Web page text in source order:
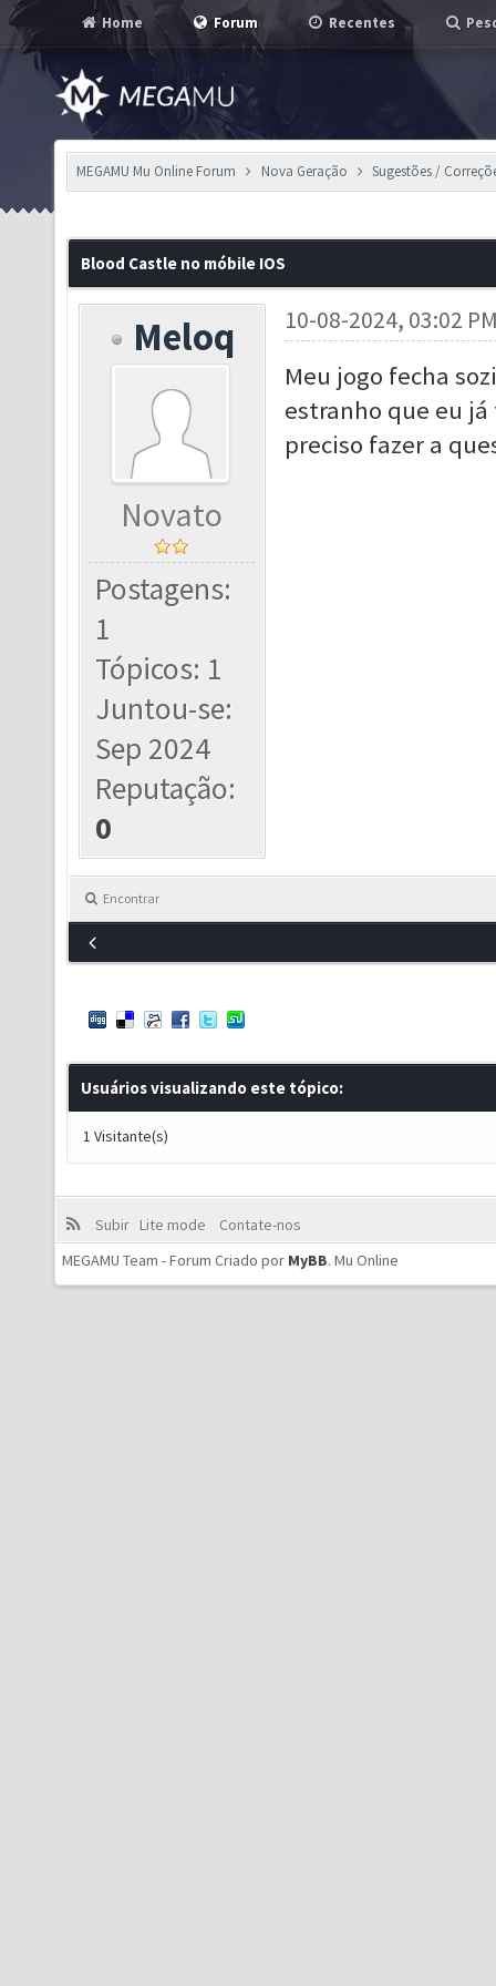
Home Forum Recentes
MEGAMU Mu Online Forum Nova Geração Sugestões /
Blood Castle no móbile IOS
Meloq
Novato
Postagens:
1
Tópicos: 1
Juntou-se:
Sep 2024
Reputação:
0
10-08-2024, 03:02
Meu jogo fecha
estranho que eu já
preciso fazer a
Encontrar
Usuários visualizando este tópico:
1 Visitante(s)
Subir Lite mode
Contate-nos
MEGAMU Team - Forum Criado por MyBB. Mu Online